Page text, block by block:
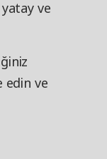
ve
ve